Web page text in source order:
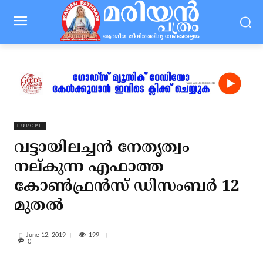
EUROPE
വട്ടായിലച്ചന്‍ നേതൃത്വം
നല്കുന്ന എഫാത്ത
കോണ്‍ഫ്രന്‍സ് ഡിസംബര്‍ 12
മുതല്‍
June 12, 2019
199
0